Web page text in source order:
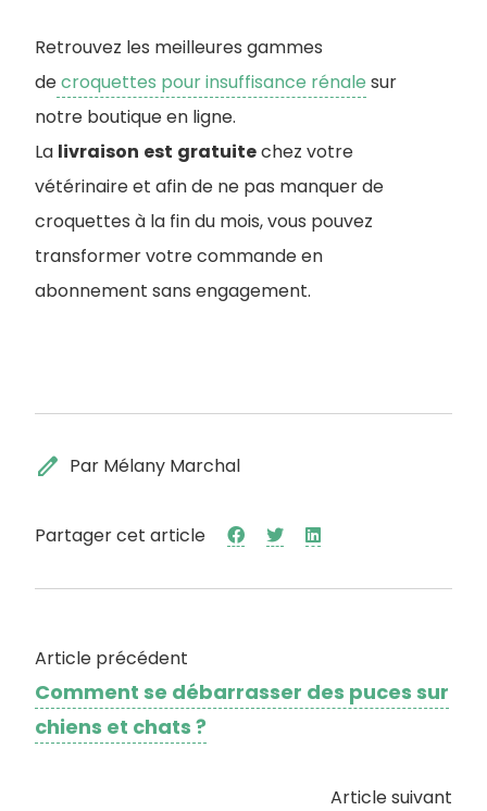
Retrouvez les meilleures gammes
decroquettes pour insuffisance rénale sur
notre boutique en ligne.
La livraison est gratuitechez votre
vétérinaire et afin de ne pas manquer de
croquettes à la fin du mois, vous pouvez
transformer votre commande en
abonnement sans engagement.
edit Par Mélany Marchal
Partager cet article
Article précédent
Comment se débarrasser des puces sur
chiens et chats ?
Article suivant